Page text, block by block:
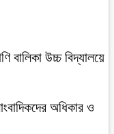
বালিকা উচ্চ বিদ্যালয়ে
অধিকার ও